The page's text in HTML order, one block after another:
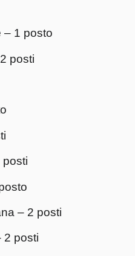
– 1 posto
– 2 posti
posto
posti
2 posti
1 posto
Toscana – 2 posti
2 posti